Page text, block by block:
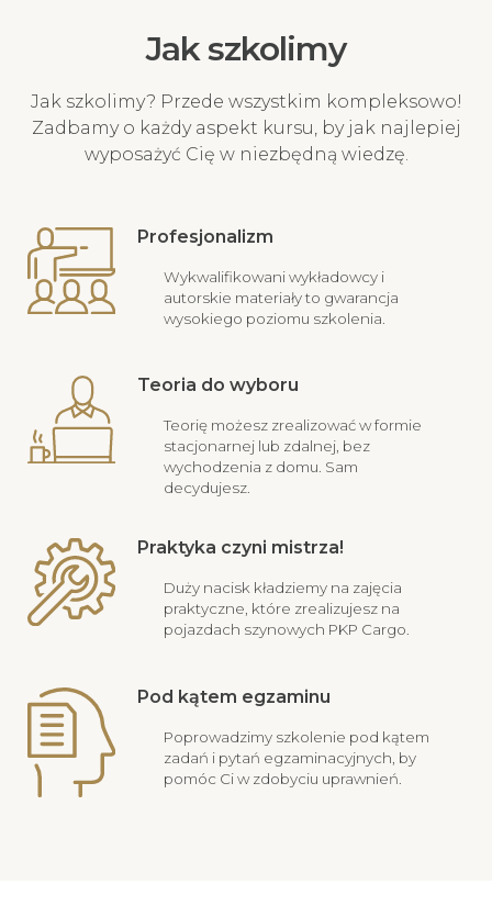
Jak szkolimy
Jak szkolimy? Przede wszystkim kompleksowo!
Zadbamy o każdy aspekt kursu, by jak najlepiej
wyposażyć Cię w niezbędną wiedzę.
Profesjonalizm
Wykwalifikowani wykładowcy i
autorskie materiały to gwarancja
wysokiego poziomu szkolenia.
Teoria do wyboru
Teorię możesz zrealizować w formie
stacjonarnej lub zdalnej, bez
wychodzenia z domu. Sam
decydujesz.
Praktyka czyni mistrza!
Duży nacisk kładziemy na zajęcia
praktyczne, które zrealizujesz na
pojazdach szynowych PKP Cargo.
Pod kątem egzaminu
Poprowadzimy szkolenie pod kątem
zadań i pytań egzaminacyjnych, by
pomóc Ci w zdobyciu uprawnień.